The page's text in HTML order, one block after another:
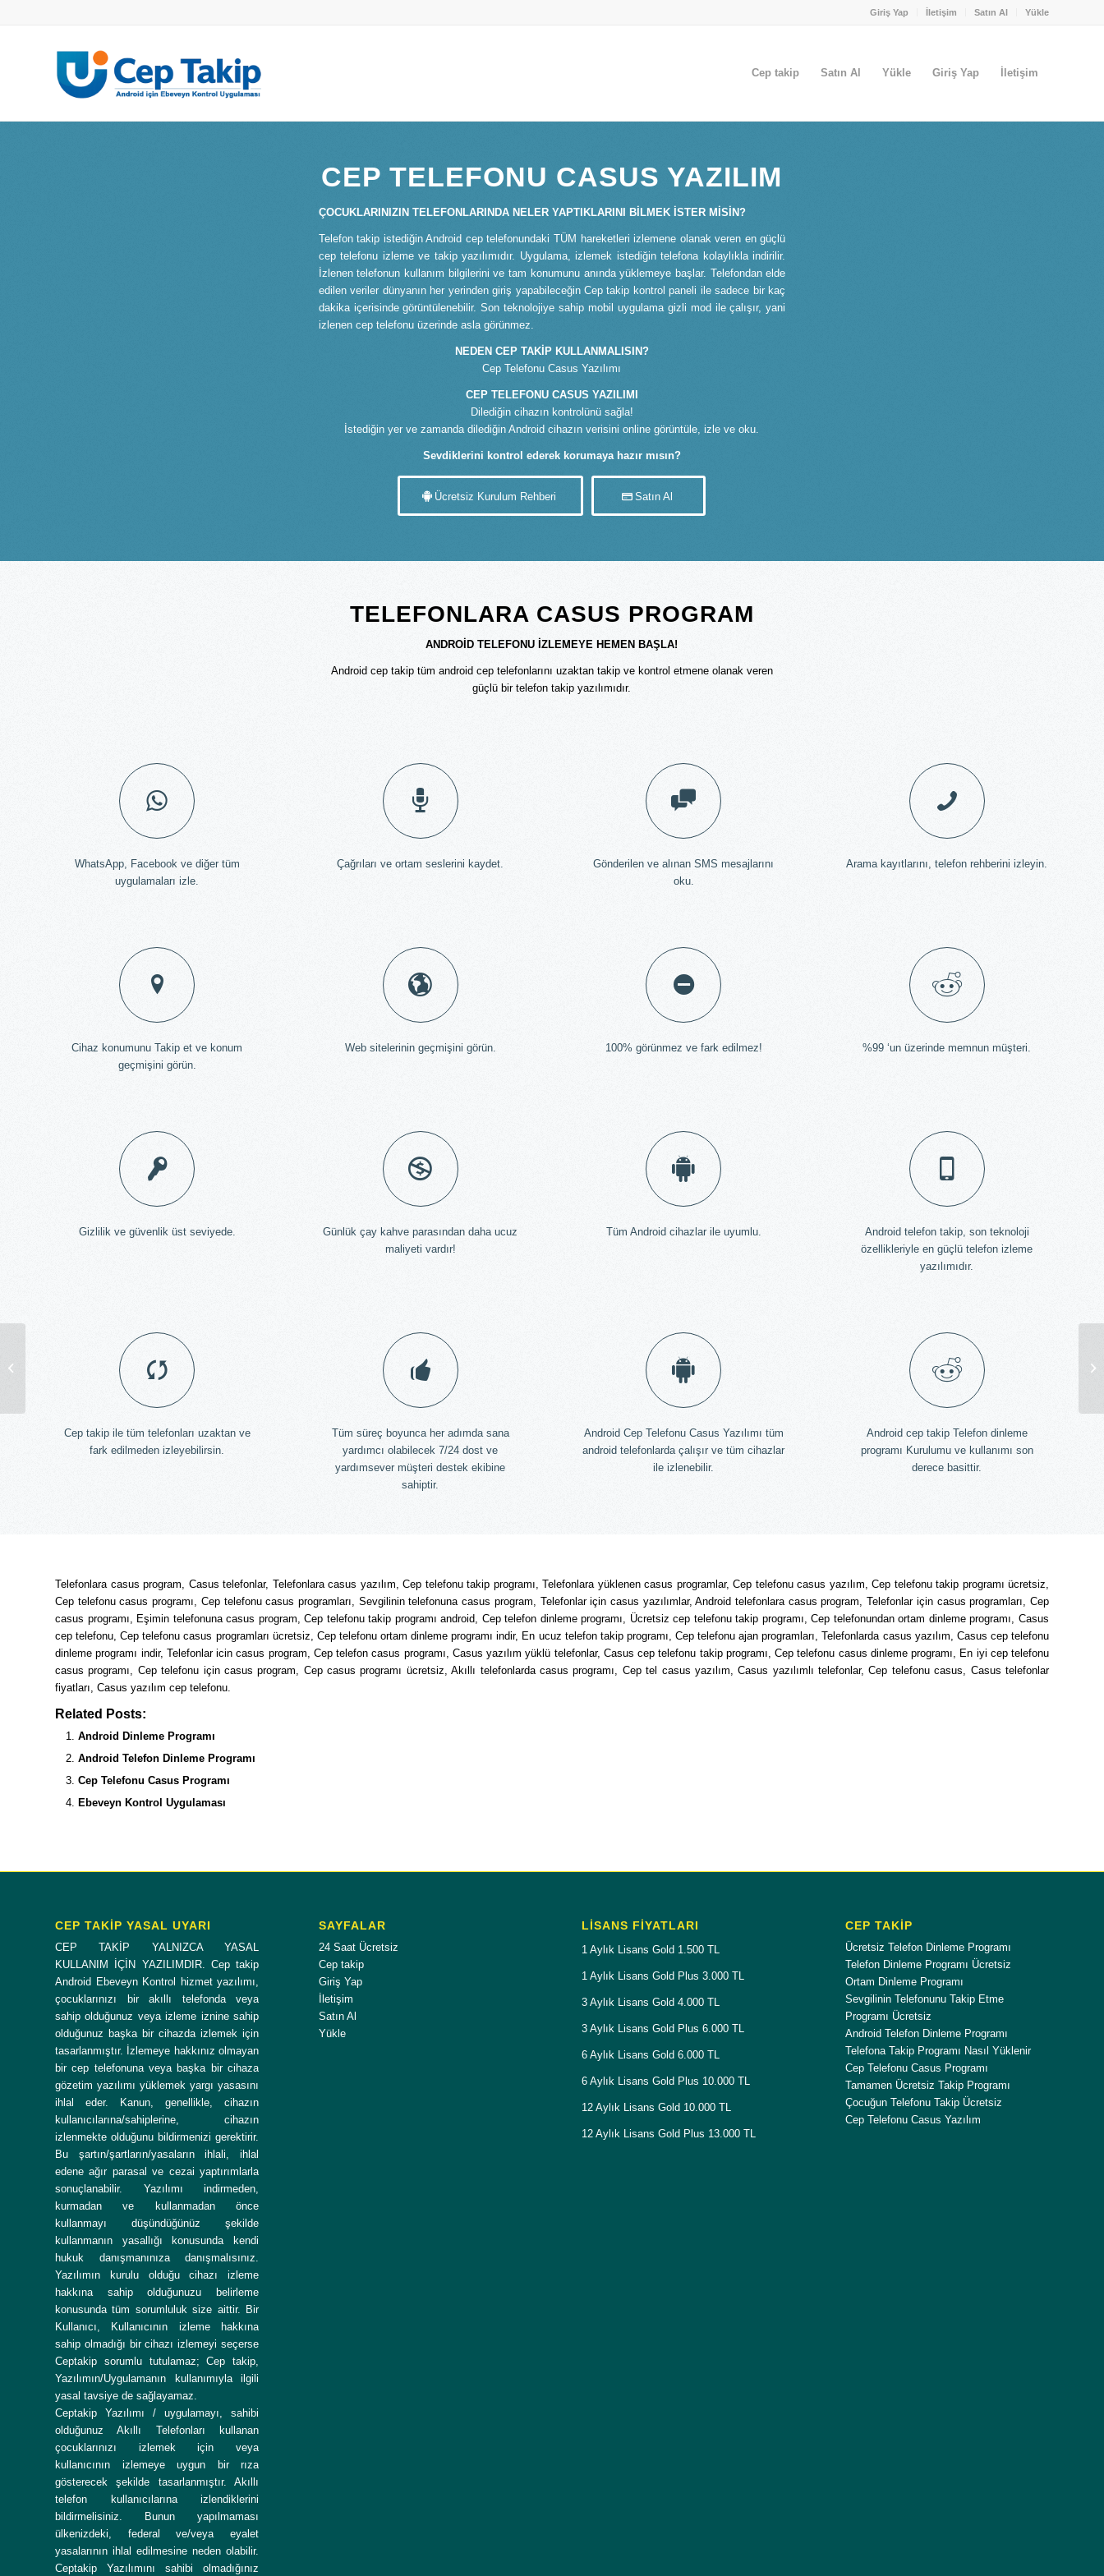
Giriş Yap İletişim Satın Al Yükle
Cep takip Satın Al Yükle Giriş Yap İletişim
CEP TELEFONU CASUS YAZILIM
ÇOCUKLARINIZIN TELEFONLARINDA NELER YAPTIKLARINI BİLMEK İSTER MİSİN?
Telefon takip istediğin Android cep telefonundaki TÜM hareketleri izlemene olanak veren en güçlü
cep telefonu izleme ve takip yazılımıdır. Uygulama, izlemek istediğin telefona kolaylıkla indirilir.
İzlenen telefonun kullanım bilgilerini ve tam konumunu anında yüklemeye başlar. Telefondan elde
edilen veriler dünyanın her yerinden giriş yapabileceğin Cep takip kontrol paneli ile sadece bir kaç
dakika içerisinde görüntülenebilir. Son teknolojiye sahip mobil uygulama gizli mod ile çalışır, yani
izlenen cep telefonu üzerinde asla görünmez.
NEDEN CEP TAKİP KULLANMALISIN?
Cep Telefonu Casus Yazılımı
CEP TELEFONU CASUS YAZILIMI
Dilediğin cihazın kontrolünü sağla!
İstediğin yer ve zamanda dilediğin Android cihazın verisini online görüntüle, izle ve oku.
Sevdiklerini kontrol ederek korumaya hazır mısın?
Ücretsiz Kurulum Rehberi Satın Al
TELEFONLARA CASUS PROGRAM
ANDROİD TELEFONU İZLEMEYE HEMEN BAŞLA!
Android cep takip tüm android cep telefonlarını uzaktan takip ve kontrol etmene olanak veren
güçlü bir telefon takip yazılımıdır.
WhatsApp, Facebook ve diğer tüm
uygulamaları izle.
Çağrıları ve ortam seslerini kaydet.
Gönderilen ve alınan SMS mesajlarını
oku.
Arama kayıtlarını, telefon rehberini izleyin.
Cihaz konumunu Takip et ve konum
geçmişini görün.
Web sitelerinin geçmişini görün. 100% görünmez ve fark edilmez! %99 ‘un üzerinde memnun müşteri.
Gizlilik ve güvenlik üst seviyede.
Günlük çay kahve parasından daha ucuz
maliyeti vardır!
Tüm Android cihazlar ile uyumlu.
Android telefon takip, son teknoloji
özellikleriyle en güçlü telefon izleme
yazılımıdır.
Cep takip ile tüm telefonları uzaktan ve
fark edilmeden izleyebilirsin.
Tüm süreç boyunca her adımda sana
yardımcı olabilecek 7/24 dost ve
yardımsever müşteri destek ekibine
sahiptir.
Android Cep Telefonu Casus Yazılımı tüm
android telefonlarda çalışır ve tüm cihazlar
ile izlenebilir.
Android cep takip Telefon dinleme
programı Kurulumu ve kullanımı son
derece basittir.
Telefonlara casus program, Casus telefonlar, Telefonlara casus yazılım, Cep telefonu takip programı, Telefonlara yüklenen casus programlar, Cep telefonu casus yazılım, Cep telefonu takip programı ücretsiz,
Cep telefonu casus programı, Cep telefonu casus programları, Sevgilinin telefonuna casus program, Telefonlar için casus yazılımlar, Android telefonlara casus program, Telefonlar için casus programları, Cep
casus programı, Eşimin telefonuna casus program, Cep telefonu takip programı android, Cep telefon dinleme programı, Ücretsiz cep telefonu takip programı, Cep telefonundan ortam dinleme programı, Casus
cep telefonu, Cep telefonu casus programları ücretsiz, Cep telefonu ortam dinleme programı indir, En ucuz telefon takip programı, Cep telefonu ajan programları, Telefonlarda casus yazılım, Casus cep telefonu
dinleme programı indir, Telefonlar icin casus program, Cep telefon casus programı, Casus yazılım yüklü telefonlar, Casus cep telefonu takip programı, Cep telefonu casus dinleme programı, En iyi cep telefonu
casus programı, Cep telefonu için casus program, Cep casus programı ücretsiz, Akıllı telefonlarda casus programı, Cep tel casus yazılım, Casus yazılımlı telefonlar, Cep telefonu casus, Casus telefonlar
fiyatları, Casus yazılım cep telefonu.
Related Posts:
Android Dinleme Programı
Android Telefon Dinleme Programı
Cep Telefonu Casus Programı
Ebeveyn Kontrol Uygulaması
CEP TAKİP YASAL UYARI
CEP TAKİP YALNIZCA YASAL
KULLANIM İÇİN YAZILIMDIR. Cep takip
Android Ebeveyn Kontrol hizmet yazılımı,
çocuklarınızı bir akıllı telefonda veya
sahip olduğunuz veya izleme iznine sahip
olduğunuz başka bir cihazda izlemek için
tasarlanmıştır. İzlemeye hakkınız olmayan
bir cep telefonuna veya başka bir cihaza
gözetim yazılımı yüklemek yargı yasasını
ihlal eder. Kanun, genellikle, cihazın
kullanıcılarına/sahiplerine, cihazın
izlenmekte olduğunu bildirmenizi gerektirir.
Bu şartın/şartların/yasaların ihlali, ihlal
edene ağır parasal ve cezai yaptırımlarla
sonuçlanabilir. Yazılımı indirmeden,
kurmadan ve kullanmadan önce
kullanmayı düşündüğünüz şekilde
kullanmanın yasallığı konusunda kendi
hukuk danışmanınıza danışmalısınız.
Yazılımın kurulu olduğu cihazı izleme
hakkına sahip olduğunuzu belirleme
konusunda tüm sorumluluk size aittir. Bir
Kullanıcı, Kullanıcının izleme hakkına
sahip olmadığı bir cihazı izlemeyi seçerse
Ceptakip sorumlu tutulamaz; Cep takip,
Yazılımın/Uygulamanın kullanımıyla ilgili
yasal tavsiye de sağlayamaz.
Ceptakip Yazılımı / uygulamayı, sahibi
olduğunuz Akıllı Telefonları kullanan
çocuklarınızı izlemek için veya
kullanıcının izlemeye uygun bir rıza
gösterecek şekilde tasarlanmıştır. Akıllı
telefon kullanıcılarına izlendiklerini
bildirmelisiniz. Bunun yapılmaması
ülkenizdeki, federal ve/veya eyalet
yasalarının ihlal edilmesine neden olabilir.
Ceptakip Yazılımını sahibi olmadığınız
SAYFALAR
24 Saat Ücretsiz
Cep takip
Giriş Yap
İletişim
Satın Al
Yükle
LISANS FIYATLARI
1 Aylık Lisans Gold 1.500 TL
1 Aylık Lisans Gold Plus 3.000 TL
3 Aylık Lisans Gold 4.000 TL
3 Aylık Lisans Gold Plus 6.000 TL
6 Aylık Lisans Gold 6.000 TL
6 Aylık Lisans Gold Plus 10.000 TL
12 Aylık Lisans Gold 10.000 TL
12 Aylık Lisans Gold Plus 13.000 TL
CEP TAKİP
Ücretsiz Telefon Dinleme Programı
Telefon Dinleme Programı Ücretsiz
Ortam Dinleme Programı
Sevgilinin Telefonunu Takip Etme
Programı Ücretsiz
Android Telefon Dinleme Programı
Telefona Takip Programı Nasıl Yüklenir
Cep Telefonu Casus Programı
Tamamen Ücretsiz Takip Programı
Çocuğun Telefonu Takip Ücretsiz
Cep Telefonu Casus Yazılım
Cep Telefonu Casus Programı